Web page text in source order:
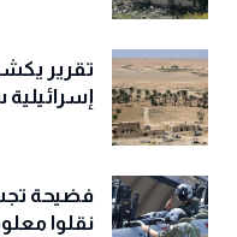
تقرير
فضيحة
نقلوا